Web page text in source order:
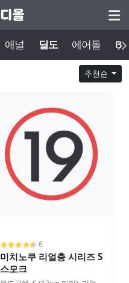
애널 딜도 에어돌
추천순
6
미치노쿠 리얼충 시리즈 S
스모크